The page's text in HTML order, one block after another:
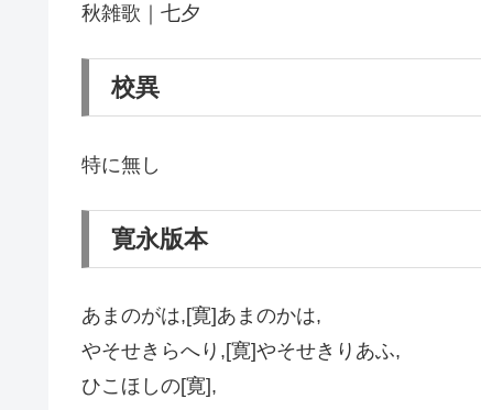
秋雑歌｜七夕
校異
特に無し
寛永版本
あまのがは,[寛]あまのかは,
やそせきらへり,[寛]やそせきりあふ,
ひこほしの[寛],